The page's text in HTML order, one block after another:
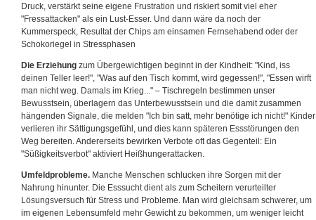
Druck, verstärkt seine eigene Frustration und riskiert somit viel eher
"Fressattacken" als ein Lust-Esser. Und dann wäre da noch der
Kummerspeck, Resultat der Chips am einsamen Fernsehabend oder der
Schokoriegel in Stressphasen
Die Erziehungzum Übergewichtigen beginnt in der Kindheit: "Kind, iss
deinen Teller leer!", "Was auf den Tisch kommt, wird gegessen!", "Essen wirft
man nicht weg. Damals im Krieg..." – Tischregeln bestimmen unser
Bewusstsein, überlagern das Unterbewusstsein und die damit zusammen
hängenden Signale, die melden "Ich bin satt, mehr benötige ich nicht!" Kinder
verlieren ihr Sättigungsgefühl, und dies kann späteren Essstörungen den
Weg bereiten. Andererseits bewirken Verbote oft das Gegenteil: Ein
"Süßigkeitsverbot" aktiviert Heißhungerattacken.
Umfeldprobleme.Manche Menschen schlucken ihre Sorgen mit der
Nahrung hinunter. Die Esssucht dient als zum Scheitern verurteilter
Lösungsversuch für Stress und Probleme. Man wird gleichsam schwerer, um
im eigenen Lebensumfeld mehr Gewicht zu bekommen, um weniger leicht